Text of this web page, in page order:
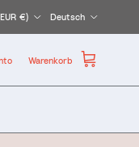
€)
Deutsch
Warenkorb